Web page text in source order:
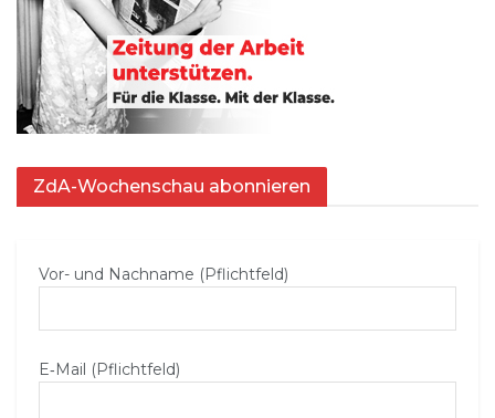
ZdA-Wochenschau abonnieren
Vor- und Nachname (Pflichtfeld)
E‑Mail (Pflichtfeld)